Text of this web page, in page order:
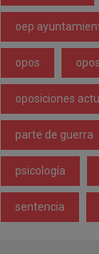
oep
opos
oposiciones
parte de guerra
psicología
sentencia